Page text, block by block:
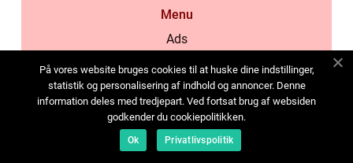
Menu
Ads
Cookies
Contact
Sitemap
På vores website bruges cookies til at huske dine indstillinger,
statistik og personalisering af indhold og annoncer. Denne
information deles med tredjepart. Ved fortsat brug af websiden
godkender du cookiepolitikken.
Ok Privatlivspolitik